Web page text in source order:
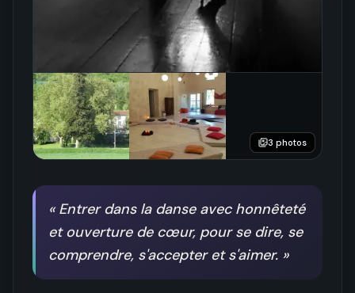
3 photos
«Entrer dans la danse avec honnêteté
et ouverture de cœur, pour se dire, se
comprendre, s'accepter et s'aimer. »